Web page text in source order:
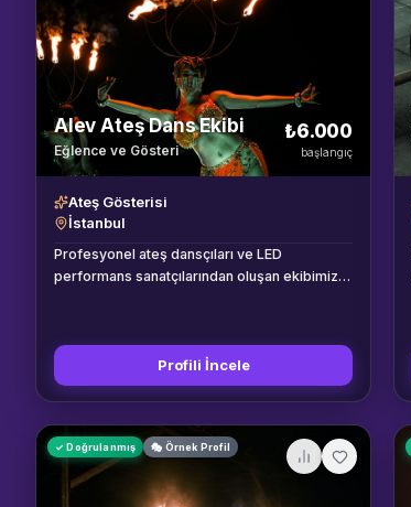
Alev Ateş Dans Ekibi
Eğlence ve Gösteri
₺6.000
başlangıç
Ateş Gösterisi
İstanbul
Profesyonel ateş dansçıları ve LED
performans sanatçılarından oluşan ekibimiz,
soluma ve fanlar dahil 8 farklı ateş
disiplininde uzman sanatçılarımız tüm
güvenlik ekipmanlarıyla gelir.
Profili İncele
✓ Doğrulanmış 🎭 Örnek Profil